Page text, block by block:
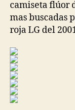
camiseta flúor
mas buscadas
roja LG del